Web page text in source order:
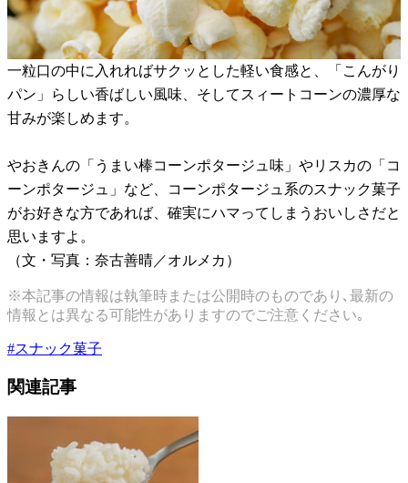
一粒口の中に入れればサクッとした軽い食感と、「こんがり
パン」らしい香ばしい風味、そしてスィートコーンの濃厚な
甘みが楽しめます。
やおきんの「うまい棒コーンポタージュ味」やリスカの「コ
ーンポタージュ」など、コーンポタージュ系のスナック菓子
がお好きな方であれば、確実にハマってしまうおいしさだと
思いますよ。
（文・写真：奈古善晴／オルメカ）
※本記事の情報は執筆時または公開時のものであり､最新の
情報とは異なる可能性がありますのでご注意ください｡
#スナック菓子
関連記事